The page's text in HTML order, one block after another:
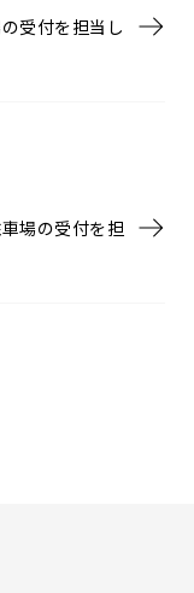
受付を担当し
場の受付を担